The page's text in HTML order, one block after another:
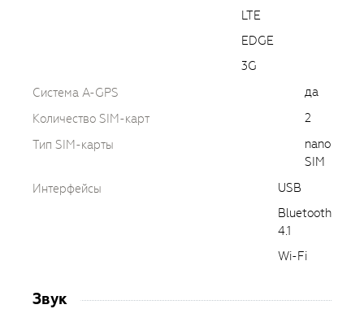
LTE
EDGE
3G
Cистема A-GPS
да
Количество SIM-карт
2
Тип SIM-карты
nano
SIM
Интерфейсы
USB
Bluetooth
4.1
Wi-Fi
Звук